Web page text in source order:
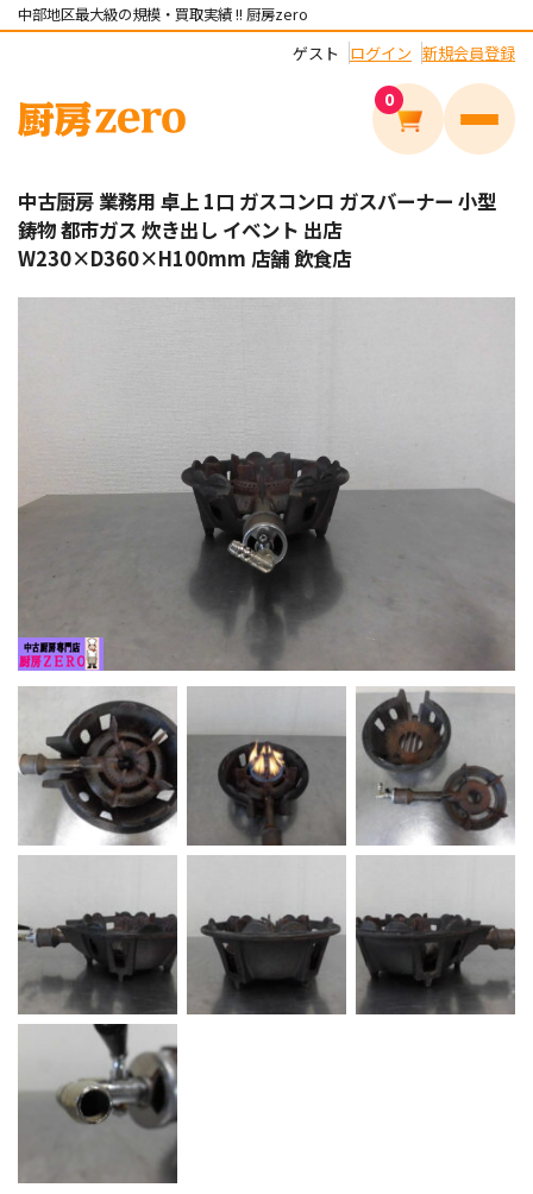
中部地区最大級の規模・買取実績 !! 厨房zero
ゲスト ログイン 新規会員登録
0
メニュ
中古厨房 業務用 卓上 1口 ガスコンロ ガスバーナー 小型
鋳物 都市ガス 炊き出し イベント 出店
W230×D360×H100mm 店舗 飲食店